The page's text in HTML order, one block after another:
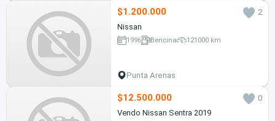
$1.200.000
2
Nissan
1996 Bencina 121000 km
Punta Arenas
$12.500.000
0
Vendo Nissan Sentra 2019